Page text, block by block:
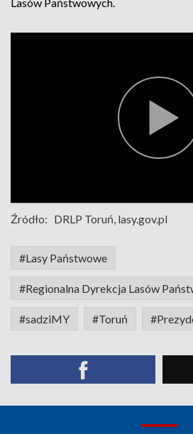
Źródło: DRLP Toruń, lasy.gov.pl
#Lasy Państwowe
#Regionalna Dyrekcja Lasów
#sadziMY #Toruń